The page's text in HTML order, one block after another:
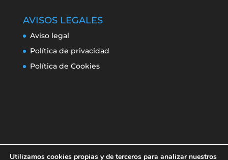
AVISOS LEGALES
Aviso legal
Política de privacidad
Política de Cookies
Utilizamos cookies propias y de terceros para analizar nuestros